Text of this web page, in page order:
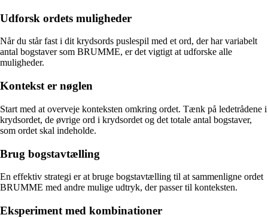
Udforsk ordets muligheder
Når du står fast i dit krydsords puslespil med et ord, der har variabelt
antal bogstaver som BRUMME, er det vigtigt at udforske alle
muligheder.
Kontekst er nøglen
Start med at overveje konteksten omkring ordet. Tænk på ledetrådene i
krydsordet, de øvrige ord i krydsordet og det totale antal bogstaver,
som ordet skal indeholde.
Brug bogstavtælling
En effektiv strategi er at bruge bogstavtælling til at sammenligne ordet
BRUMME med andre mulige udtryk, der passer til konteksten.
Eksperiment med kombinationer